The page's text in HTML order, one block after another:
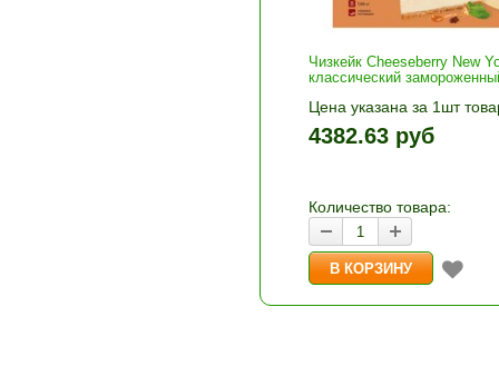
Чизкейк Cheeseberry New
классический
Цена указана за 1шт
1шт прибавляется
и «-». Выберите нужное
4382.63 руб
Количество товара: